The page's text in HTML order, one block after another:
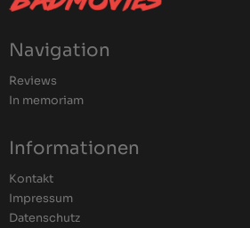
Navigation
Reviews
In memoriam
Informationen
Kontakt
Impressum
Datenschutz